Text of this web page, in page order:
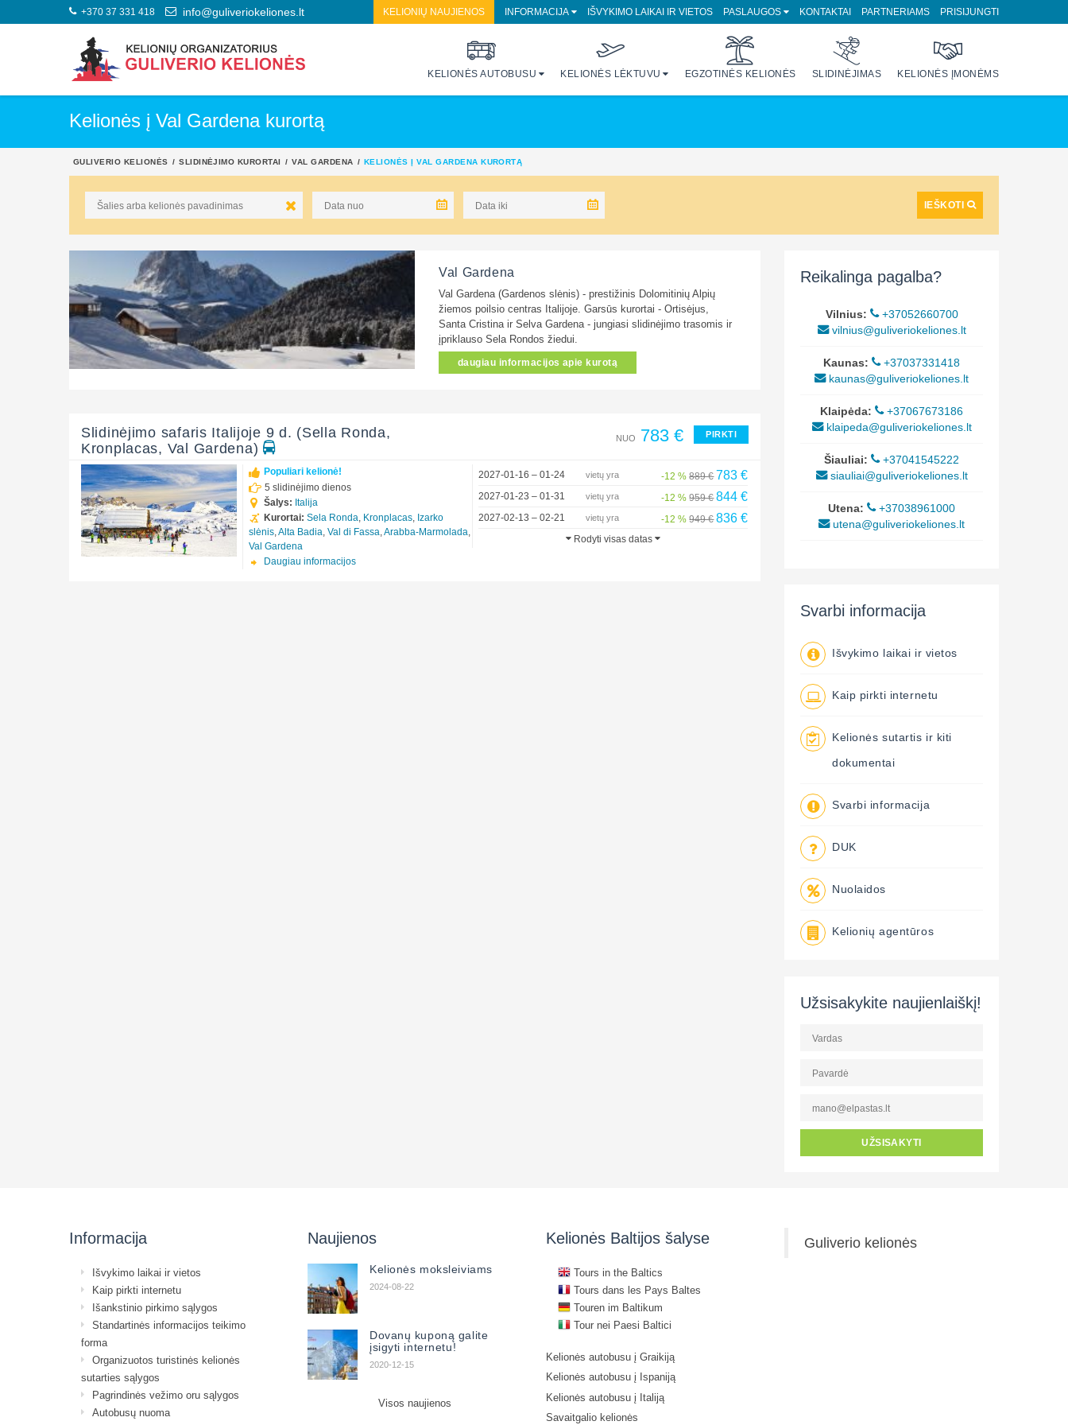
+370 37 331 418 info@guliveriokeliones.lt KELIONIŲ NAUJIENOS INFORMACIJA IŠVYKIMO LAIKAI IR VIETOS PASLAUGOS KONTAKTAI PARTNERIAMS PRISIJUNGTI
KELIONĖS AUTOBUSU KELIONĖS LĖKTUVU EGZOTINĖS KELIONĖS SLIDINĖJIMAS KELIONĖS ĮMONĖMS
Kelionės į Val Gardena kurortą
GULIVERIO KELIONĖS SLIDINĖJIMO KURORTAI VAL GARDENA KELIONĖS Į VAL GARDENA KURORTĄ
IEŠKOTI
Val Gardena
Val Gardena (Gardenos slėnis) - prestižinis Dolomitinių Alpių
žiemos poilsio centras Italijoje. Garsūs kurortai - Ortisėjus,
Santa Cristina ir Selva Gardena - jungiasi slidinėjimo trasomis ir
įpriklauso Sela Rondos žiedui.
daugiau informacijos apie kurotą
Slidinėjimo safaris Italijoje 9 d. (Sella Ronda,
Kronplacas, Val Gardena)
NUO 783 € PIRKTI
Populiari kelionė!
5 slidinėjimo dienos
Šalys: Italija
Kurortai: Sela Ronda, Kronplacas, Izarko
slėnis,Alta Badia, Val di Fassa,Arabba-Marmolada,
Val Gardena
Daugiau informacijos
2027-01-16 – 01-24 vietų yra -12 % 889 € 783 €
2027-01-23 – 01-31 vietų yra -12 % 959 € 844 €
2027-02-13 – 02-21 vietų yra -12 % 949 € 836 €
Rodyti visas datas
Reikalinga pagalba?
Vilnius:
+37052660700
vilnius@guliveriokeliones.lt
Kaunas:
+37037331418
kaunas@guliveriokeliones.lt
Klaipėda:
+37067673186
klaipeda@guliveriokeliones.lt
Šiauliai:
+37041545222
siauliai@guliveriokeliones.lt
Utena:
+37038961000
utena@guliveriokeliones.lt
Svarbi informacija
Išvykimo laikai ir vietos
Kaip pirkti internetu
Kelionės sutartis ir kiti
dokumentai
Svarbi informacija
DUK
Nuolaidos
Kelionių agentūros
Užsisakykite naujienlaiškį!
UŽSISAKYTI
Informacija
Išvykimo laikai ir vietos
Kaip pirkti internetu
Išankstinio pirkimo sąlygos
Standartinės informacijos teikimo
forma
Organizuotos turistinės kelionės
sutarties sąlygos
Pagrindinės vežimo oru sąlygos
Autobusų nuoma
Naujienos
Kelionės moksleiviams
2024-08-22
Dovanų kuponą galite
įsigyti internetu!
2020-12-15
Visos naujienos
Kelionės Baltijos šalyse
Tours in the Baltics
Tours dans les Pays Baltes
Touren im Baltikum
Tour nei Paesi Baltici
Guliverio kelionės
Kelionės autobusu į Graikiją
Kelionės autobusu į Ispaniją
Kelionės autobusu į Italiją
Savaitgalio kelionės